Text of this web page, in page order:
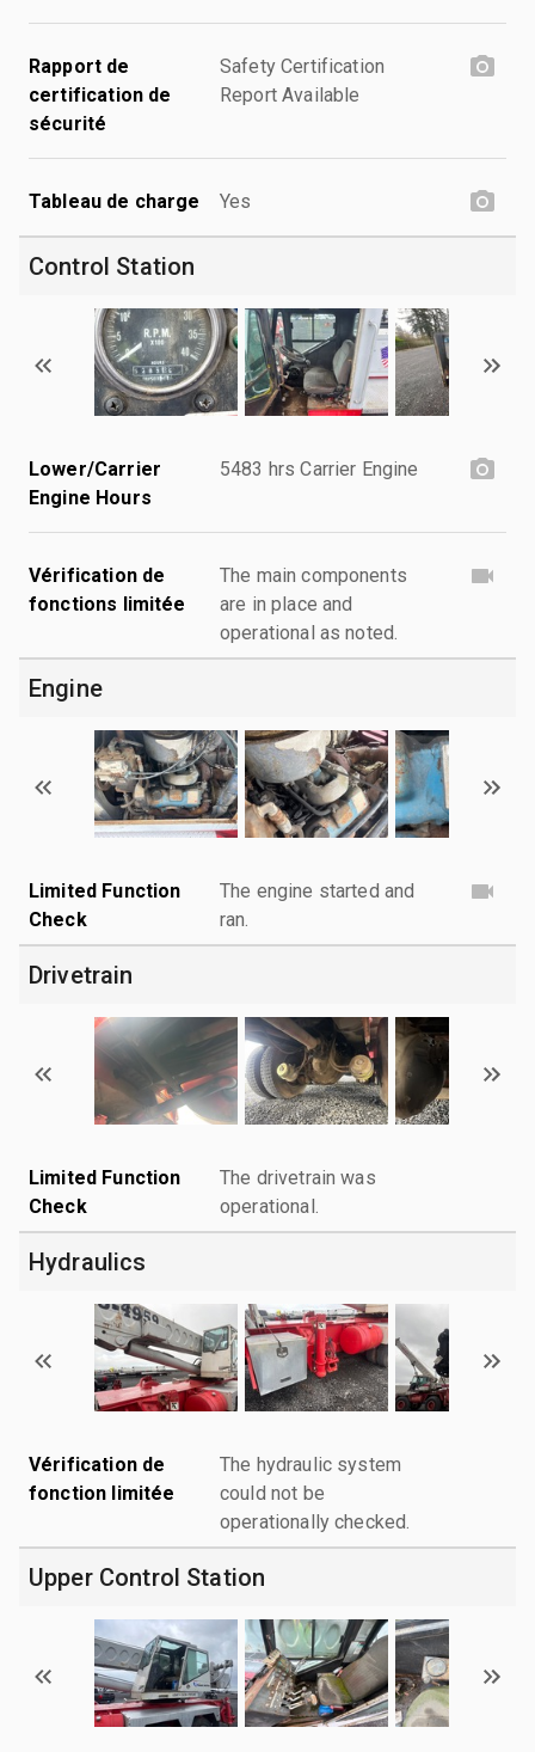
Rapport de
certification de
sécurité
Safety Certification
Report Available
Tableau de charge Yes
Control Station
Lower/Carrier
Engine Hours
5483 hrs Carrier Engine
Vérification de
fonctions limitée
The main components
are in place and
operational as noted.
Engine
Limited Function
Check
The engine started and
ran.
Drivetrain
Limited Function
Check
The drivetrain was
operational.
Hydraulics
Vérification de
fonction limitée
The hydraulic system
could not be
operationally checked.
Upper Control Station